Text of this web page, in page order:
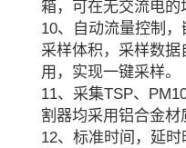
箱，可在无交流电的
10、自动流量控制
采样体积，采样数
用，实现一键采样。
11、采集TSP、
割器均采用铝合金材
12、标准时间，延